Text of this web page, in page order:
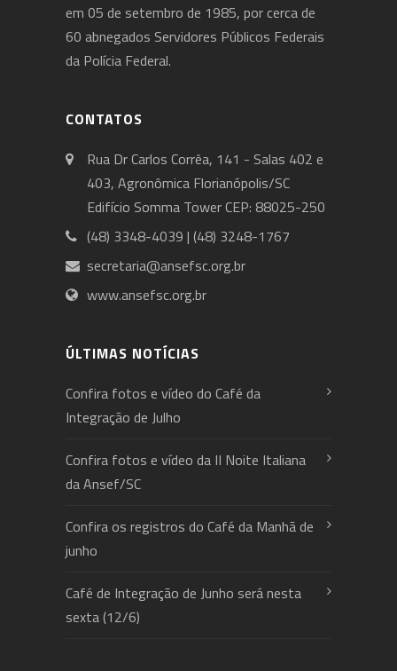
em 05 de setembro de 1985, por cerca de
60 abnegados Servidores Públicos Federais
da Polícia Federal.
CONTATOS
Rua Dr Carlos Corrêa, 141 - Salas 402 e
403, Agronômica Florianópolis/SC
Edifício Somma Tower CEP: 88025-250
(48) 3348-4039 | (48) 3248-1767
secretaria@ansefsc.org.br
www.ansefsc.org.br
ÚLTIMAS NOTÍCIAS
Confira fotos e vídeo do Café da
Integração de Julho
Confira fotos e vídeo da II Noite Italiana
da Ansef/SC
Confira os registros do Café da Manhã de
junho
Café de Integração de Junho será nesta
sexta (12/6)